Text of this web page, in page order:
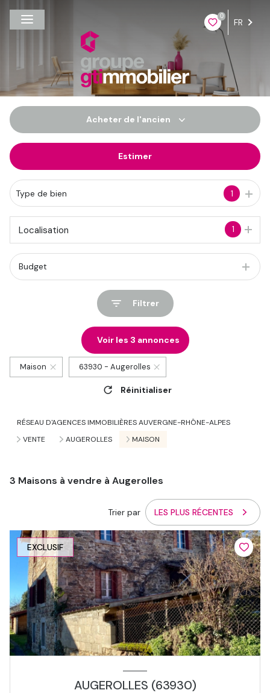
0
FR
Acheter de l'ancien
Du neuf
De l'immo pro
Estimer
Type de bien 1
1
Localisation
Budget
Filtrer
Voir les 3 annonces
Maison 63930 - Augerolles
Réinitialiser
RÉSEAU D'AGENCES IMMOBILIÈRES AUVERGNE-RHÔNE-ALPES
VENTE
AUGEROLLES MAISON
3 Maisons à vendre à Augerolles
Trier par LES PLUS RÉCENTES
EXCLUSIF
AUGEROLLES (63930)